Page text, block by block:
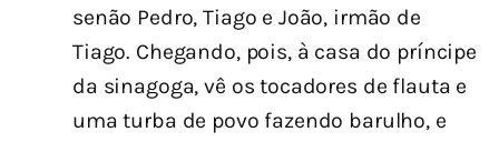
senão Pedro, Tiago e João, irmão de
Tiago. Chegando, pois, à casa do príncipe
da sinagoga, vê os tocadores de flauta e
uma turba de povo fazendo barulho, e